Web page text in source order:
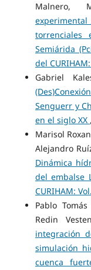
Malnero,
experimental
torrenciales
Semiárida
del
Gabriel
Senguerr y
en el siglo XX ,
Marisol
Alejandro
Dinámica
del embalse
CURIHAM:
Pablo
Redin
integración
simulación
cuenca